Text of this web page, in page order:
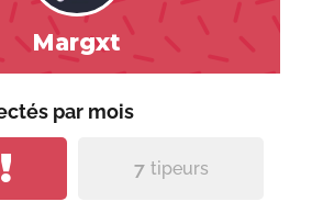
Margxt
par mois
7 tipeurs